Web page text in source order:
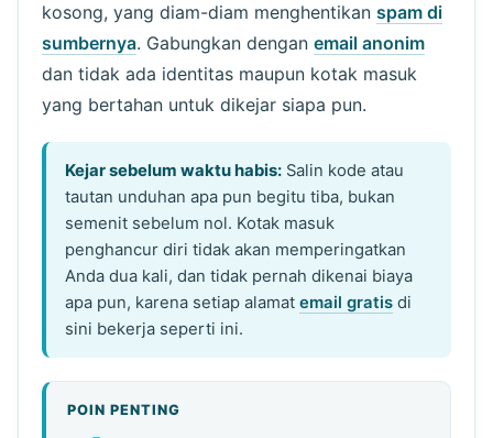
kosong, yang diam-diam menghentikan spam di
sumbernya. Gabungkan dengan email anonim
dan tidak ada identitas maupun kotak masuk
yang bertahan untuk dikejar siapa pun.
Kejar sebelum waktu habis: Salin kode atau
tautan unduhan apa pun begitu tiba, bukan
semenit sebelum nol. Kotak masuk
penghancur diri tidak akan memperingatkan
Anda dua kali, dan tidak pernah dikenai biaya
apa pun, karena setiap alamatemail gratis di
sini bekerja seperti ini.
POIN PENTING